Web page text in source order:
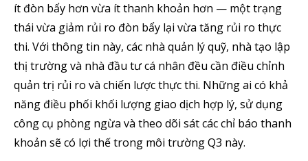
ít đòn bẩy hơn vừa ít thanh khoản hơn — một trạng
thái vừa giảm rủi ro đòn bẩy lại vừa tăng rủi ro thực
thi. Với thông tin này, các nhà quản lý quỹ, nhà tạo lập
thị trường và nhà đầu tư cá nhân đều cần điều chỉnh
quản trị rủi ro và chiến lược thực thi. Những ai có khả
năng điều phối khối lượng giao dịch hợp lý, sử dụng
công cụ phòng ngừa và theo dõi sát các chỉ báo thanh
khoản sẽ có lợi thế trong môi trường Q3 này.